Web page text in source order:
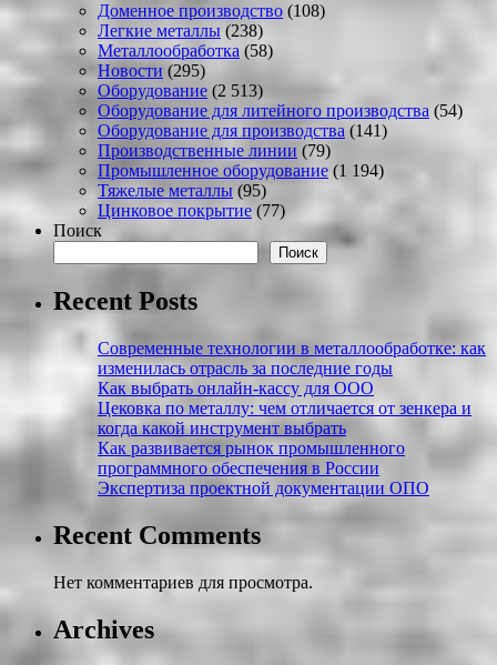
Доменное производство (108)
Легкие металлы (238)
Металлообработка (58)
Новости (295)
Оборудование (2 513)
Оборудование для литейного производства (54)
Оборудование для производства (141)
Производственные линии (79)
Промышленное оборудование (1 194)
Тяжелые металлы (95)
Цинковое покрытие (77)
Поиск
Поиск
Recent Posts
Современные технологии в металлообработке: как
изменилась отрасль за последние годы
Как выбрать онлайн-кассу для ООО
Цековка по металлу: чем отличается от зенкера и
когда какой инструмент выбрать
Как развивается рынок промышленного
программного обеспечения в России
Экспертиза проектной документации ОПО
Recent Comments
Нет комментариев для просмотра.
Archives